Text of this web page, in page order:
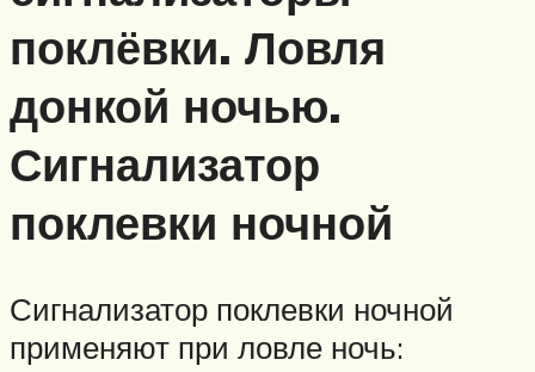
поклёвки. Ловля
донкой ночью.
Сигнализатор
поклевки ночной
Сигнализатор поклевки ночной
применяют при ловле ночь: